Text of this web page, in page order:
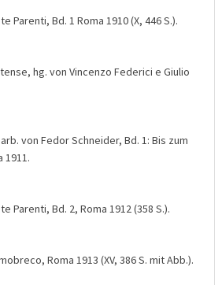
Parenti, Bd. 1 Roma 1910 (X, 446 S.).
hg. von Vincenzo Federici e Giulio
von Fedor Schneider, Bd. 1: Bis zum
1911.
Parenti, Bd. 2, Roma 1912 (358 S.).
Roma 1913 (XV, 386 S. mit Abb.).